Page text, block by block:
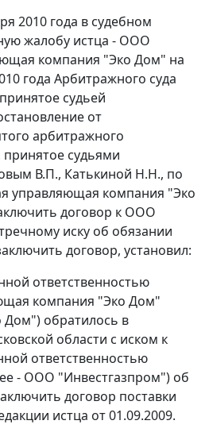
2010 года в судебном
жалобу истца - ООО
компания "Эко Дом" на
года Арбитражного суда
судьей
от
арбитражного
судьями
В.П., Катькиной Н.Н., по
управляющая компания "Эко
договор к ООО
иску об обязании
договор, установил:
ответственностью
компания "Эко Дом"
обратилось в
области с иском к
ответственностью
- ООО "Инвестгазпром") об
договор поставки
истца от 01.09.2009.